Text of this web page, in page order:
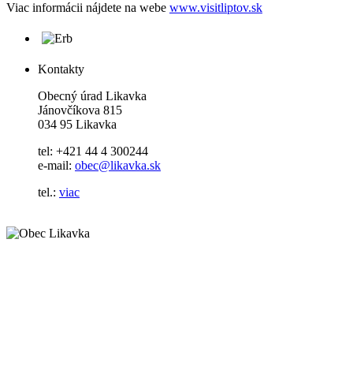
Viac informácii nájdete na webe www.visitliptov.sk
Kontakty
Obecný úrad Likavka
Jánovčíkova 815
034 95 Likavka
tel: +421 44 4 300244
e-mail: obec@likavka.sk
tel.: viac